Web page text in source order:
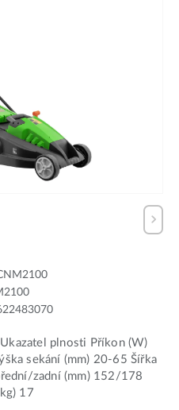
plnosti Příkon (W)
sekání (mm) 20-65 Šířka
zadní (mm) 152/178
17